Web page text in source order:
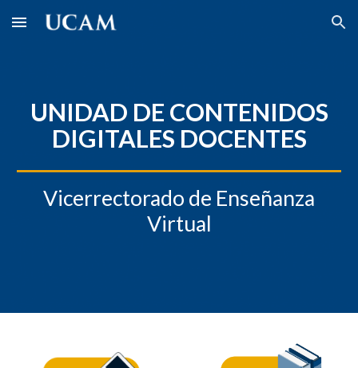
Skip to main content Skip to navigation
UNIDAD DE CONTENIDOS
DIGITALES DOCENTES
Vicerrectorado de Enseñanza
Virtual